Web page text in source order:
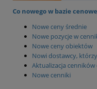
Co nowego w bazie
Nowe ceny średnie
Nowe pozycje w
Nowe ceny obiektów
Nowi dostawcy,
Aktualizacja
Nowe cenniki